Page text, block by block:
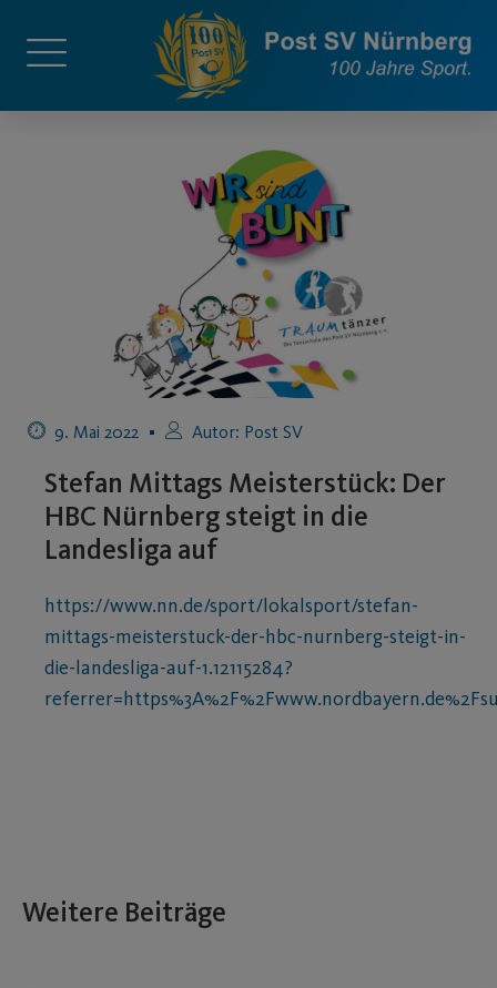
9. Mai 2022 Autor: Post SV
Stefan Mittags Meisterstück: Der
HBC Nürnberg steigt in die
Landesliga auf
https://www.nn.de/sport/lokalsport/stefan-
mittags-meisterstuck-der-hbc-nurnberg-steigt-in-
die-landesliga-auf-1.12115284?
Weitere Beiträge